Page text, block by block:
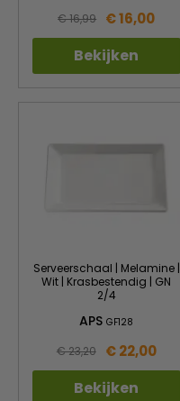
€ 16,99 € 16,00
Bekijken
Serveerschaal | Melamine |
Wit | Krasbestendig | GN
2/4
APSGF128
€ 23,20 € 22,00
Bekijken